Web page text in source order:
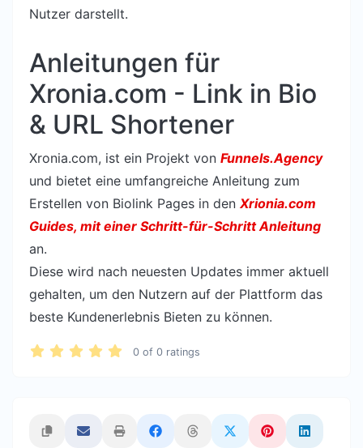
Nutzer darstellt.
Anleitungen für
Xronia.com - Link in Bio
& URL Shortener
Xronia.com, ist ein Projekt von Funnels.Agency
und bietet eine umfangreiche Anleitung zum
Erstellen von Biolink Pages in den Xrionia.com
Guides, mit einer Schritt-für-Schritt Anleitung
an.
Diese wird nach neuesten Updates immer aktuell
gehalten, um den Nutzern auf der Plattform das
beste Kundenerlebnis Bieten zu können.
0 of 0 ratings